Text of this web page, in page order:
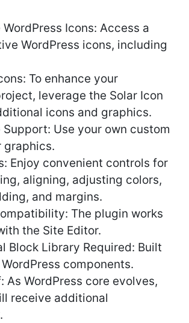
Icons: Access a
WordPress icons, including
To enhance your
leverage the Solar Icon
icons and graphics.
Support: Use your own custom
graphics.
Enjoy convenient controls for
aligning, adjusting colors,
and margins.
The plugin works
the Site Editor.
Block Library Required: Built
components.
As WordPress core evolves,
receive additional